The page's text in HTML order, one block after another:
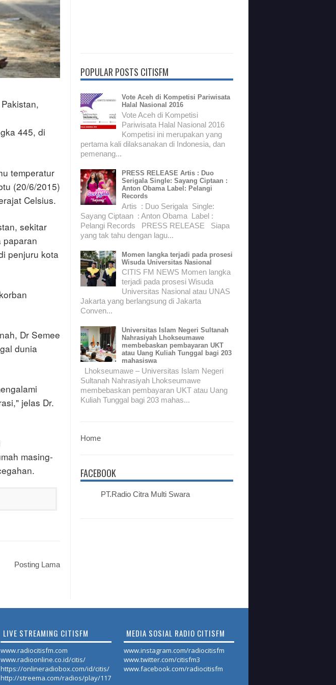
445, di
temperatur
(20/6/2015)
Celsius.
sekitar
paparan
penjuru kota
Dr Semee
dunia
jelas Dr.
masing-
Posting Lama
POPULAR POSTS CITISFM
Vote Aceh di Kompetisi Pariwisata
Halal Nasional 2016
Vote Aceh di Kompetisi
Pariwisata Halal Nasional 2016
Kompetisi ini merupakan yang
pertama kali dilaksanakan di Indonesia, dan
pemenang...
PRESS RELEASE Artis : Duo
Serigala Single: Sayang Ciptaan :
Anton Obama Label: Pelangi
Records
Artis : Duo Serigala Single:
Sayang Ciptaan : Anton Obama Label :
Pelangi Records PRESS RELEASE Siapa
yang tak tahu dengan lagu...
Momen langka terjadi pada prosesi
Wisuda Universitas Nasional
CITIS FM NEWS Momen langka
terjadi pada prosesi Wisuda
Universitas Nasional atau UNAS
Jakarta yang berlangsung di Jakarta
Conven...
Universitas Islam Negeri Sultanah
Nahrasiyah Lhokseumawe
membebaskan pembayaran UKT
atau Uang Kuliah Tunggal bagi 203
mahasiswa
Lhokseumawe – Universitas Islam Negeri
Sultanah Nahrasiyah Lhokseumawe
membebaskan pembayaran UKT atau Uang
Kuliah Tunggal bagi 203 mahas...
Home
FACEBOOK
PT.Radio Citra Multi Swara
LIVE STREAMING CITISFM
www.radiocitisfm.com
www.radioonline.co.id/citis/
https://onlineradiobox.com/id/citis/
http://streema.com/radios/play/117
MEDIA SOSIAL RADIO CITISFM
www.instagram.com/radiocitisfm
www.twitter.com/citisfm3
www.facebook.com/radiocitisfm